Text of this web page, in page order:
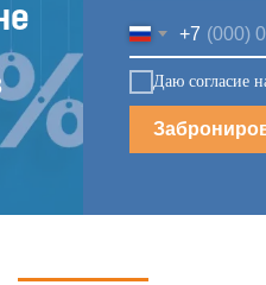
+7
Даю согласие